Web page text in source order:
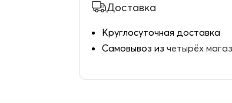
Доставка
Круглосуточная доставка
Самовывоз из четырёх